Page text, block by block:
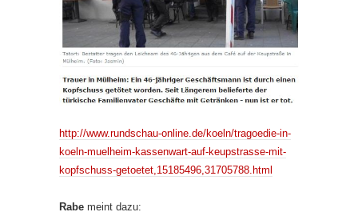
http://www.rundschau-online.de/koeln/tragoedie-in-
koeln-muelheim-kassenwart-auf-keupstrasse-mit-
kopfschuss-getoetet,15185496,31705788.html
Rabe meint dazu: